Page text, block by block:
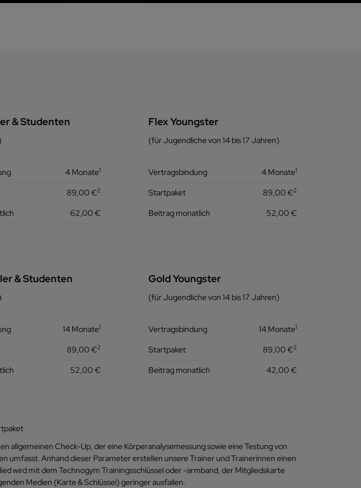
& Studenten
4 Monate1
89,00 €2
62,00 €
Flex Youngster
(für Jugendliche von 14 bis 17 Jahren)
Vertragsbindung 4 Monate1
Startpaket 89,00 €2
Beitrag monatlich 52,00 €
& Studenten
14 Monate1
89,00 €2
52,00 €
Gold Youngster
(für Jugendliche von 14 bis 17 Jahren)
Vertragsbindung 14 Monate1
Startpaket 89,00 €2
Beitrag monatlich 42,00 €
allgemeinen Check-Up, der eine Körperanalysemessung sowie eine Testung von
umfasst. Anhand dieser Parameter erstellen unsere Trainer und Trainerinnen einen
wird mit dem Technogym Trainingsschlüssel oder -armband, der Mitgliedskarte
Medien (Karte & Schlüssel) geringer ausfallen.